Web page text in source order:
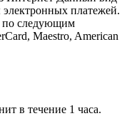
платежей.
по следующим
Maestro, American
в течение 1 часа.